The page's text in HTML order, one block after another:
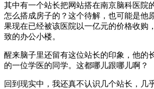
其中有一个站长把网站搭在南京脑科医院
怎么搭成房子的？这个待解，也可能是他
果现在已经被该医院以一亿元的价格收购
致的办公小楼。
醒来脑子里还留有这位站长的印象，他的
的一位学医的同学。这都哪儿跟哪儿啊？
回到现实中，我还真不认识几个站长，几